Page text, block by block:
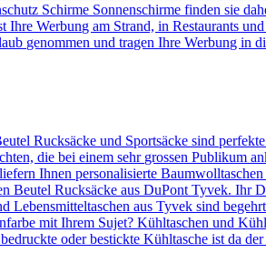
Schirme Sonnenschirme finden sie
Werbung am Strand, in Restaurants
genommen und tragen Ihre Werbung in
Rucksäcke und Sportsäcke sind
die bei einem sehr grossen Publikum
Ihnen personalisierte
Beutel Rucksäcke aus DuPont Tyvek. Ihr
aus Tyvek sind
mit Ihrem Sujet? Kühltaschen und
oder bestickte Kühltasche ist da